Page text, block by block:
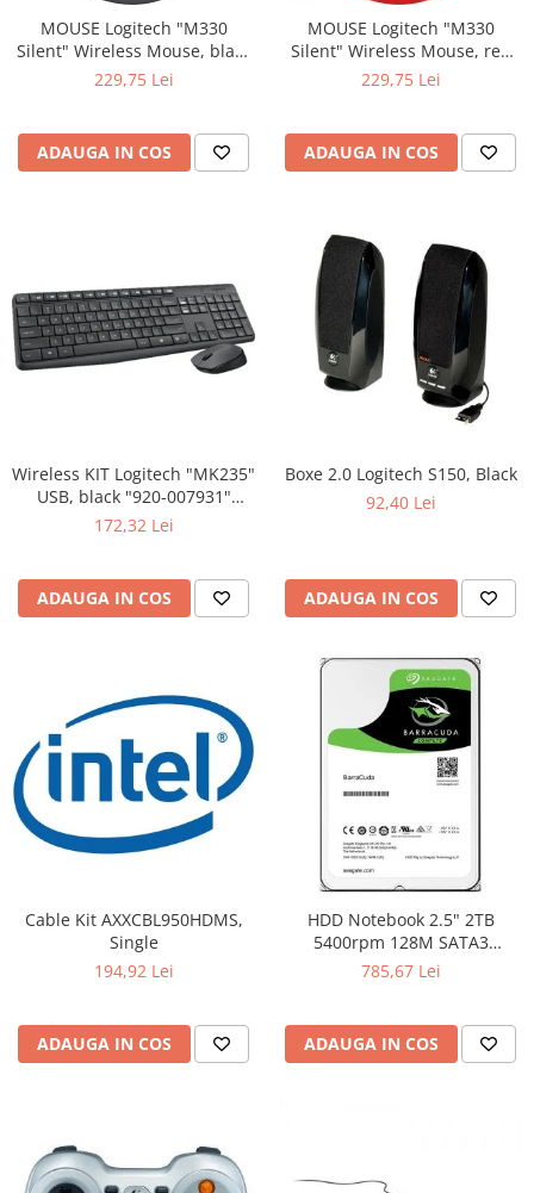
MOUSE Logitech "M330
Silent" Wireless Mouse, black
"910-004909" (include timbru229,75 Lei
ADAUGA IN COS
MOUSE Logitech "M330
Silent" Wireless Mouse, red
"910-004911" (include timbru229,75 Lei
ADAUGA IN COS
Wireless KIT Logitech "MK235"
USB, black "920-007931"
(include timbru verde 0.01 lei)
172,32 Lei
ADAUGA IN COS
Boxe 2.0 Logitech S150, Black
92,40 Lei
ADAUGA IN COS
Cable Kit AXXCBL950HDMS,
Single
194,92 Lei
ADAUGA IN COS
HDD Notebook 2.5" 2TB
5400rpm 128M SATA3
SEAGATE
785,67 Lei
ADAUGA IN COS